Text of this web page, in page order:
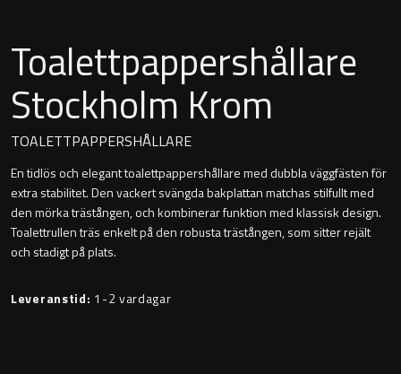
Handfat med piedestal
Tvättställsblandare
Bottenventiler
Stockholm
Toalettpappershållare
Stockholm Krom
TOALETTPAPPERSHÅLLARE
En tidlös och elegant toalettpappershållare med dubbla väggfästen för
extra stabilitet. Den vackert svängda bakplattan matchas stilfullt med
den mörka trästången, och kombinerar funktion med klassisk design.
Toalettrullen träs enkelt på den robusta trästången, som sitter rejält
och stadigt på plats.
Leveranstid: 1-2 vardagar